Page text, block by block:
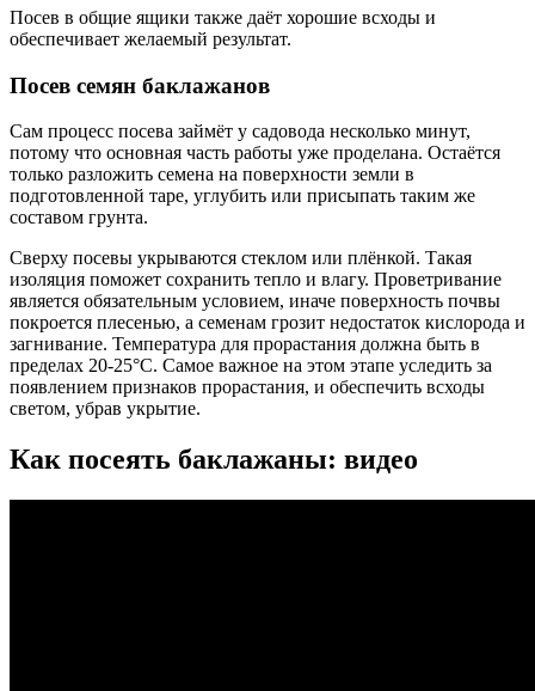
Посев в общие ящики также даёт хорошие всходы и
обеспечивает желаемый результат.
Посев семян баклажанов
Сам процесс посева займёт у садовода несколько минут,
потому что основная часть работы уже проделана. Остаётся
только разложить семена на поверхности земли в
подготовленной таре, углубить или присыпать таким же
составом грунта.
Сверху посевы укрываются стеклом или плёнкой. Такая
изоляция поможет сохранить тепло и влагу. Проветривание
является обязательным условием, иначе поверхность почвы
покроется плесенью, а семенам грозит недостаток кислорода и
загнивание. Температура для прорастания должна быть в
пределах 20-25°С. Самое важное на этом этапе уследить за
появлением признаков прорастания, и обеспечить всходы
светом, убрав укрытие.
Как посеять баклажаны: видео